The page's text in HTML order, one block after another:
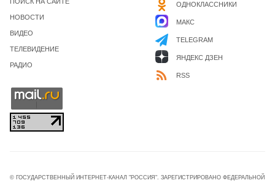
НОВОСТИ
ВИДЕО
ТЕЛЕВИДЕНИЕ
РАДИО
ОДНОКЛАССНИКИ
МАКС
TELEGRAM
ЯНДЕКС ДЗЕН
RSS
© ГОСУДАРСТВЕННЫЙ ИНТЕРНЕТ-КАНАЛ "РОССИЯ". ЗАРЕГИСТРИРОВАНО ФЕДЕРАЛЬНОЙ